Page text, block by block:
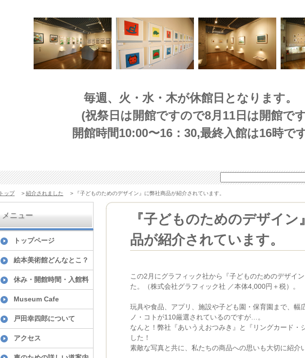
毎週、火・水・木が休館日となります。
(祝祭日は開館ですので8月11日は開館で
開館時間10:00〜16：30,最終入館は16時で
トップ > 紹介されました > 『子どものためのデザイン』に弊社商品が紹介されています。
メニュー
トップページ
絵本美術館どんなとこ？
休み・開館時間・入館料
Museum Cafe
戸田幸四郎について
アクセス
『子どものためのデザイン
品が紹介されています。
この2月にグラフィック社から『子どものためのデザイ
た。（株式会社グラフィック社 ／本体4,000円＋税）。
玩具や食品、アプリ、施設や子ども園・保育園まで、幅
ノ・コトが110厳選されているのですが…。
なんと！弊社『あいうえおつみき』と『リングカード・
した！
素敵な写真と共に、私たちの商品への思いも大切に紹介